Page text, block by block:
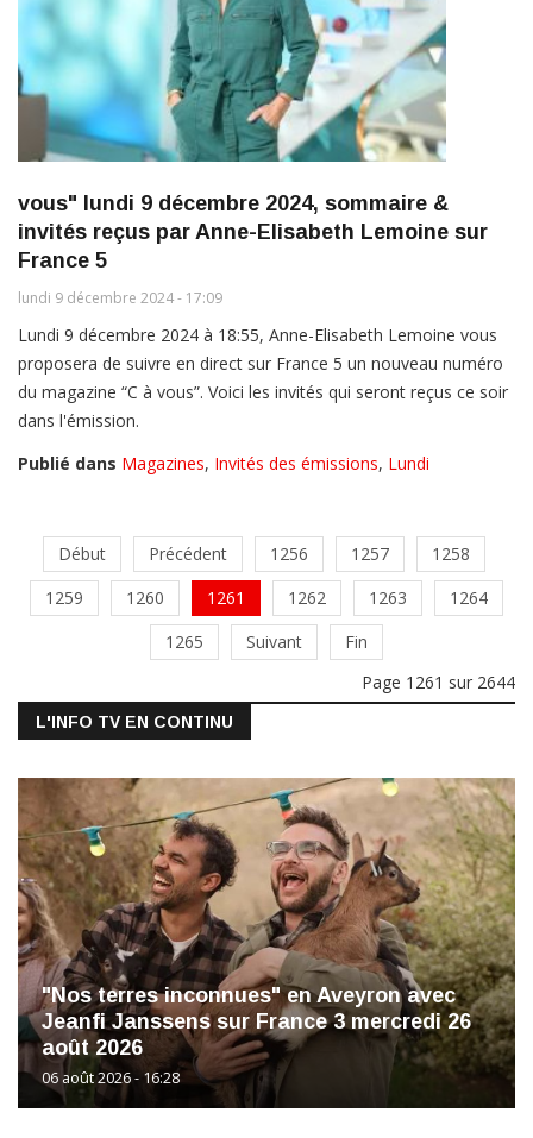
vous" lundi 9 décembre 2024, sommaire &
invités reçus par Anne-Elisabeth Lemoine sur
France 5
lundi 9 décembre 2024 - 17:09
Lundi 9 décembre 2024 à 18:55, Anne-Elisabeth Lemoine vous
proposera de suivre en direct sur France 5 un nouveau numéro
du magazine “C à vous”. Voici les invités qui seront reçus ce soir
dans l'émission.
Publié dans Magazines, Invités des émissions, Lundi
Début Précédent 1256 1257
1258
1259
1260 1261 1262 1263
1264
1265
Suivant
Fin
Page 1261 sur 2644
L'INFO TV EN CONTINU
"Nos terres inconnues" en Aveyron avec
Jeanfi Janssens sur France 3 mercredi 26
août 2026
06 août 2026 - 16:28